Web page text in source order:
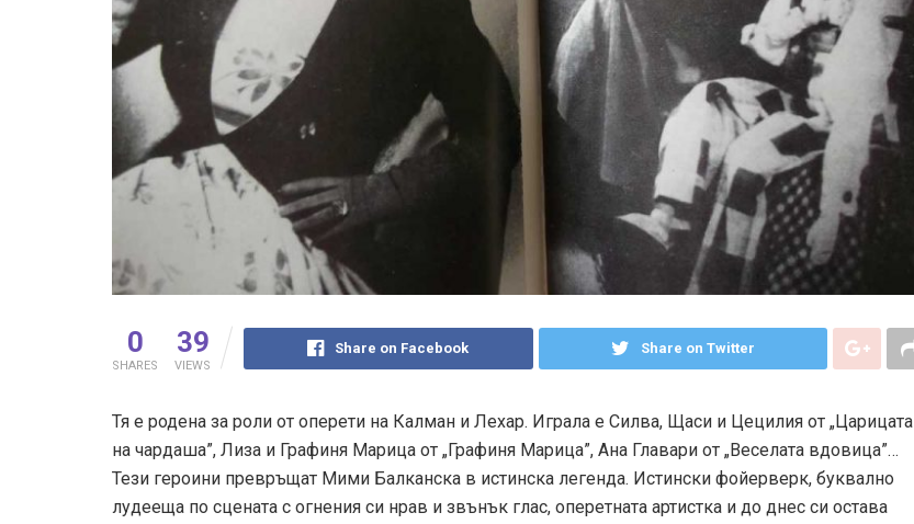
0
SHARES
39
VIEWS
Share on Facebook Share on Twitter
Тя е родена за роли от оперети на Калман и Лехар. Играла е Силва, Щаси и Цецилия от „Царицата
на чардаша”, Лиза и Графиня Марица от „Графиня Марица”, Ана Главари от „Веселата вдовица”…
Тези героини превръщат Мими Балканска в истинска легенда. Истински фойерверк, буквално
лудееща по сцената с огнения си нрав и звънък глас, оперетната артистка и до днес си остава